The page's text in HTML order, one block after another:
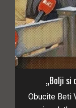
„Bolji si
Obucite Beti